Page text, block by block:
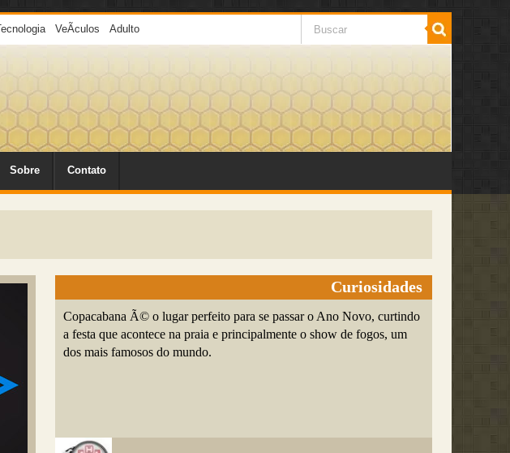
VeÃ­culos Adulto
Sobre Contato
Curiosidades
Copacabana Ã© o lugar perfeito para se passar o Ano Novo, curtindo
a festa que acontece na praia e principalmente o show de fogos, um
dos mais famosos do mundo.